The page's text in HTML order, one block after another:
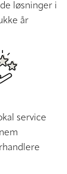
løsninger i
år
service